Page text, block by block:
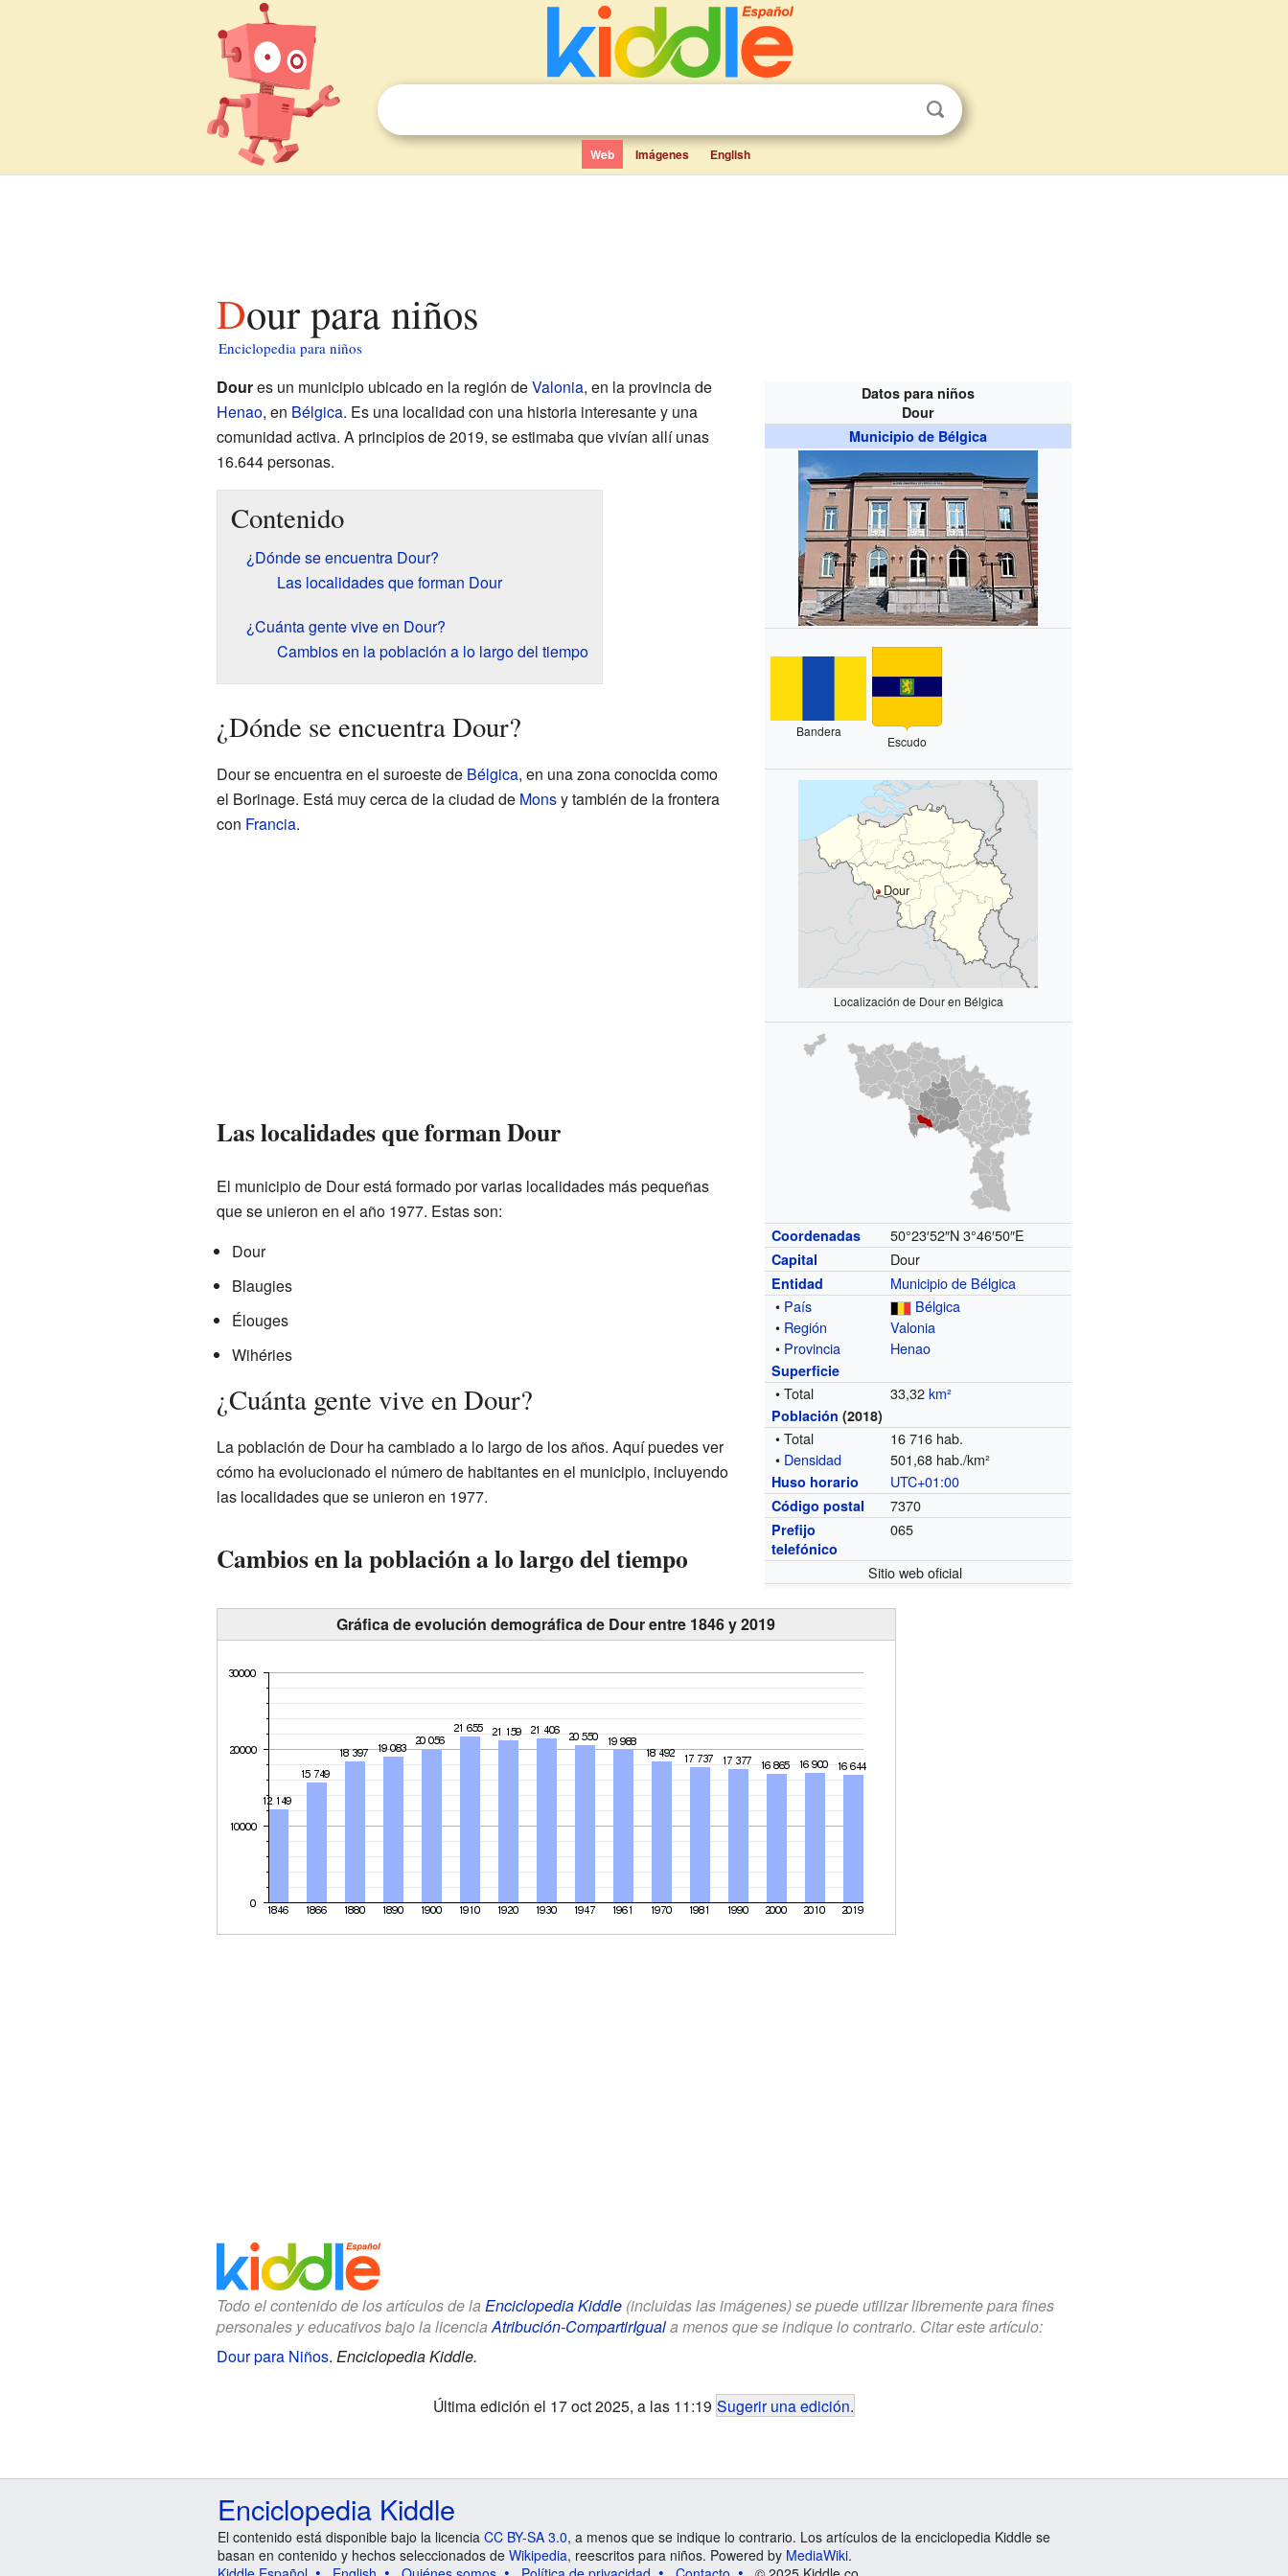
Web Imágenes English
Dour para niños
Enciclopedia para niños
Datos para niños
Dour
Municipio de Bélgica
Bandera
Escudo
Dour
Localización de Dour en Bélgica
Coordenadas 50°23′52″N 3°46′50″E
Capital Dour
Entidad
Municipio de Bélgica
• País
Bélgica
• Región
Valonia
• Provincia Henao
Superficie
• Total 33,32km²
Población (2018)
• Total
16 716 hab.
• Densidad 501,68 hab./km²
Huso horario UTC+01:00
Código postal 7370
Prefijo
telefónico
065
Sitio web oficial
Doures un municipio ubicado en la región deValonia, en la provincia de
Henao, en Bélgica. Es una localidad con una historia interesante y una
comunidad activa. A principios de 2019, se estimaba que vivían allí unas
16.644 personas.
Contenido
¿Dónde se encuentra Dour?
Las localidades que forman Dour
¿Cuánta gente vive en Dour?
Cambios en la población a lo largo del tiempo
¿Dónde se encuentra Dour?
Dour se encuentra en el suroeste de Bélgica, en una zona conocida como
el Borinage. Está muy cerca de la ciudad de Monsy también de la frontera
con Francia.
Las localidades que forman Dour
El municipio de Dour está formado por varias localidades más pequeñas
que se unieron en el año 1977. Estas son:
Dour
Blaugies
Élouges
Wihéries
¿Cuánta gente vive en Dour?
La población de Dour ha cambiado a lo largo de los años. Aquí puedes ver
cómo ha evolucionado el número de habitantes en el municipio, incluyendo
las localidades que se unieron en 1977.
Cambios en la población a lo largo del tiempo
Gráfica de evolución demográfica de Dour entre 1846 y 2019
Todo el contenido de los artículos de la Enciclopedia Kiddle(incluidas las imágenes) se puede utilizar libremente para fines
personales y educativos bajo la licenciaAtribución-CompartirIguala menos que se indique lo contrario. Citar este artículo:
Dour para Niños. Enciclopedia Kiddle.
Última edición el 17 oct 2025, a las 11:19 Sugerir una edición.
Enciclopedia Kiddle
El contenido está disponible bajo la licencia CC BY-SA 3.0, a menos que se indique lo contrario. Los artículos de la enciclopedia Kiddle se
basan en contenido y hechos seleccionados de Wikipedia, reescritos para niños. Powered by MediaWiki.